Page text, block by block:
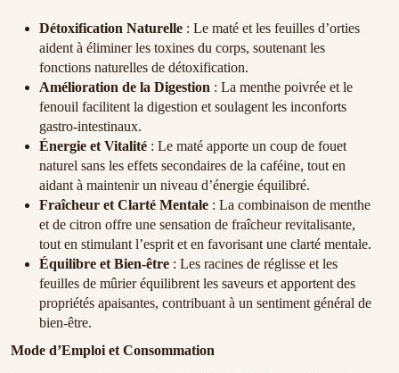
Détoxification Naturelle : Le maté et les feuilles d’orties
aident à éliminer les toxines du corps, soutenant les
fonctions naturelles de détoxification.
Amélioration de la Digestion : La menthe poivrée et le
fenouil facilitent la digestion et soulagent les inconforts
gastro-intestinaux.
Énergie et Vitalité : Le maté apporte un coup de fouet
naturel sans les effets secondaires de la caféine, tout en
aidant à maintenir un niveau d’énergie équilibré.
Fraîcheur et Clarté Mentale : La combinaison de menthe
et de citron offre une sensation de fraîcheur revitalisante,
tout en stimulant l’esprit et en favorisant une clarté mentale.
Équilibre et Bien-être : Les racines de réglisse et les
feuilles de mûrier équilibrent les saveurs et apportent des
propriétés apaisantes, contribuant à un sentiment général de
bien-être.
Mode d’Emploi et Consommation